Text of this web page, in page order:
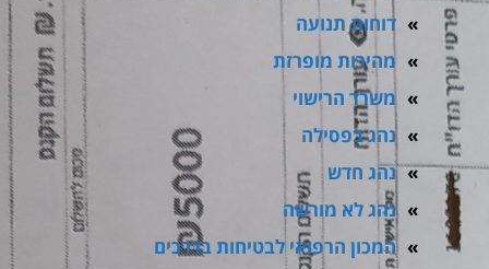
דוחות תנועה
מהירות מופרזת
משרד הרישוי
נהג בפסילה
נהג חדש
נהג לא מורשה
המכון הרפואי לבטיחות בדרכים